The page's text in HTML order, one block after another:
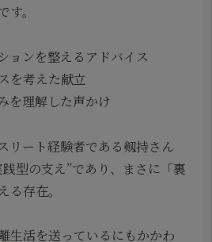
す。
ョンを整えるアドバイス
を考えた献立
を理解した声かけ
リート経験者である剱持さん
型の支え”であり、まさに「裏
る存在。
生活を送っているにもかかわ